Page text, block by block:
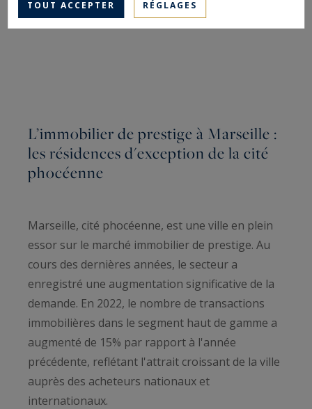
L’immobilier de prestige à Marseille :
les résidences d'exception de la cité
phocéenne
Marseille, cité phocéenne, est une ville en plein
essor sur le marché immobilier de prestige. Au
cours des dernières années, le secteur a
enregistré une augmentation significative de la
demande. En 2022, le nombre de transactions
immobilières dans le segment haut de gamme a
augmenté de 15% par rapport à l'année
précédente, reflétant l'attrait croissant de la ville
auprès des acheteurs nationaux et
internationaux.
TOUT ACCEPTER RÉGLAGES